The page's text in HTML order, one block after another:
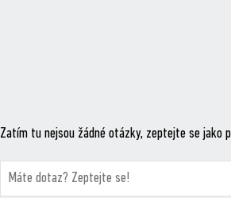
Zatím tu nejsou žádné otázky, zeptejte se jako